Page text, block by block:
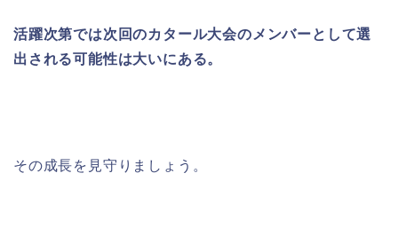
活躍次第では次回のカタール大会のメンバーとして選
出される可能性は大いにある。
その成長を見守りましょう。